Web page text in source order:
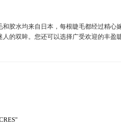
胶水均来自日本，每根睫毛都经过精心
的双眸。您还可以选择广受欢迎的丰盈